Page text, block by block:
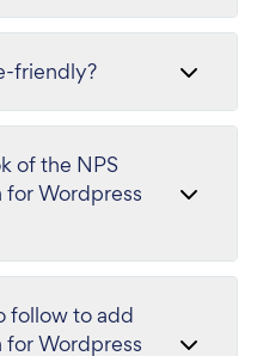
friendly?
of the NPS
for Wordpress
follow to add
for Wordpress